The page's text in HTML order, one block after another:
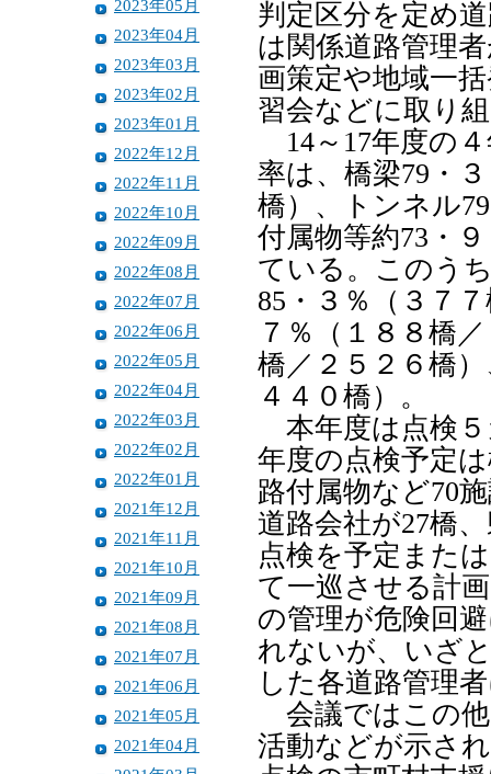
2023年05月
2023年04月
2023年03月
2023年02月
2023年01月
2022年12月
2022年11月
2022年10月
2022年09月
2022年08月
2022年07月
2022年06月
2022年05月
2022年04月
2022年03月
2022年02月
2022年01月
2021年12月
2021年11月
2021年10月
2021年09月
2021年08月
2021年07月
2021年06月
2021年05月
2021年04月
判定区分を定め
は関係道路管理
画策定や地域一
習会などに取り
14～17年度の
率は、橋梁79・
橋）、トンネル
付属物等約73・
ている。このう
85・３％（３７
７％（１８８橋
橋／２５２６橋
４４０橋）。
本年度は点検５
年度の点検予定
路付属物など70
道路会社が27橋
点検を予定また
て一巡させる計
の管理が危険回
れないが、いざ
した各道路管理
会議ではこの他
活動などが示さ